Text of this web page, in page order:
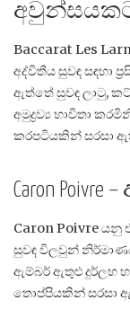
අවුන්සයකට
Baccarat Les
අද්විතීය සුවඳ සඳහා
ඇත්තේ සුවඳ ලාටු,
අමුද්‍රව්‍ය භාවිතා
කරපටියකින් සරසා
Caron
Caron Poivre යනු
සුවඳ විලවුන්
ඇම්බර් ඇතුළු දුර්ලභ
තොප්පියකින් සරසා